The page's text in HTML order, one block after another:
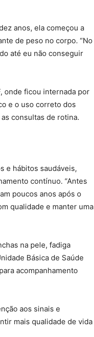
anos, ela começou a
de peso no corpo. “No
até eu não conseguir
onde ficou internada por
e o uso correto dos
consultas de rotina.
e hábitos saudáveis,
contínuo. “Antes
poucos anos após o
qualidade e manter uma
na pele, fadiga
Básica de Saúde
acompanhamento
aos sinais e
mais qualidade de vida